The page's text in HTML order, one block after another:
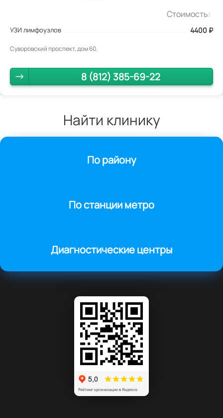
Стоимость:
УЗИ лимфоузлов 4400 ₽
Суворовский проспект, дом 60.
8 (812) 385-69-22
Найти клинику
По району
По станции метро
Диагностические центры